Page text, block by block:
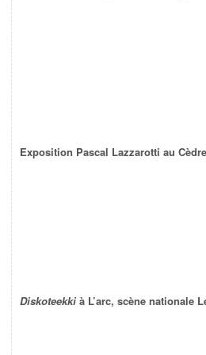
Exposition Pascal Lazzarotti au
Diskoteekki à L’arc, scène nationale